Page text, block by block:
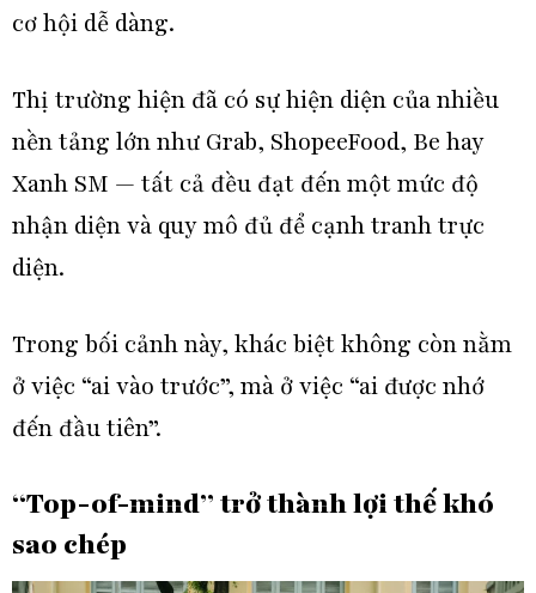
cơ hội dễ dàng.
Thị trường hiện đã có sự hiện diện của nhiều
nền tảng lớn như Grab, ShopeeFood, Be hay
Xanh SM — tất cả đều đạt đến một mức độ
nhận diện và quy mô đủ để cạnh tranh trực
diện.
Trong bối cảnh này, khác biệt không còn nằm
ở việc “ai vào trước”, mà ở việc “ai được nhớ
đến đầu tiên”.
“Top-of-mind” trở thành lợi thế khó
sao chép